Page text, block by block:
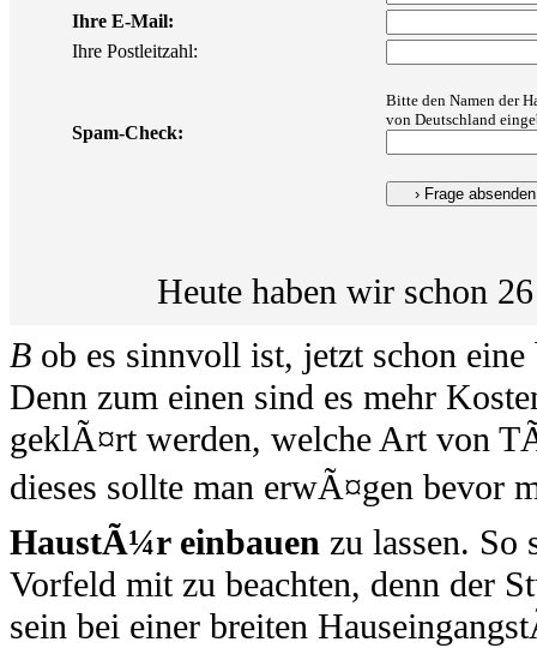
Ihre E-Mail:
Ihre Postleitzahl:
Spam-Check:
Bitte den Namen der
von Deutschland
Heute haben wir schon
B ob es sinnvoll ist, jetzt schon
Denn zum einen sind es mehr
geklÃ¤rt werden, welche Art von
dieses sollte man erwÃ¤gen bevor
HaustÃ¼r einbauen zu lassen. So
Vorfeld mit zu beachten, denn der
sein bei einer breiten